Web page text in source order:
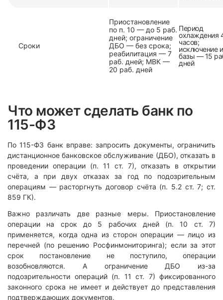
Сроки
Приостановление
по п. 10 — до 5 раб.
дней; ограничение
ДБО — без срока;
реабилитация — 7
раб. дней; МВК —
20 раб. дней
Период
охлаждения
часов;
исключение
базы — 15
дней
Что может сделать банк по
115-ФЗ
По 115-ФЗ банк вправе: запросить документы, ограничить
дистанционное банковское обслуживание (ДБО), отказать в
проведении операции (п. 11 ст. 7), отказать в открытии
счёта, а при двух отказах за год по подозрительным
операциям — расторгнуть договор счёта (п. 5.2 ст. 7; ст.
859 ГК).
Важно различать две разные меры. Приостановление
операции на срок до 5 рабочих дней (п. 10 ст. 7)
применяется, когда одна из сторон операции — лицо из
перечней (по решению Росфинмониторинга); если за этот
срок постановление не поступило, операции
возобновляются. А ограничение ДБО из-за
подозрительности операций (п. 11 ст. 7) фиксированного
законного срока не имеет и действует до представления
подтверждающих документов.